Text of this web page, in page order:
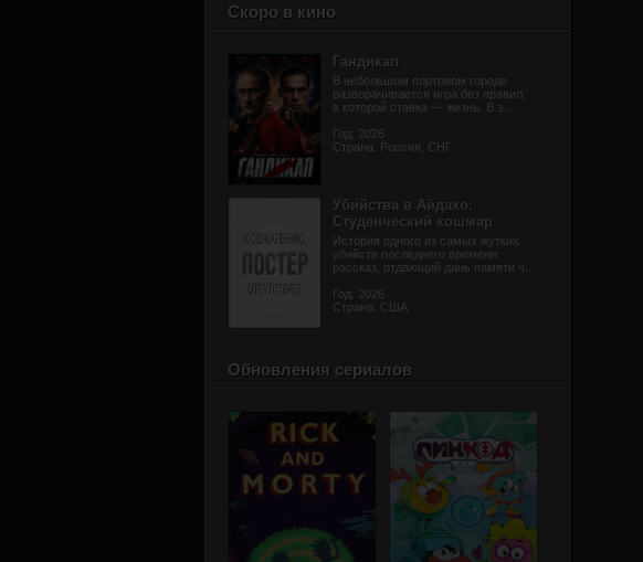
Скоро в кино
Гандикап
В небольшом портовом городе
разворачивается игра без правил,
в которой ставка — жизнь. В э...
Год: 2026
Страна: Россия, СНГ
Убийства в Айдахо:
Студенческий кошмар
История одного из самых жутких
убийств последнего времени:
рассказ, отдающий дань памяти ч...
Год: 2026
Страна: США
Обновления сериалов